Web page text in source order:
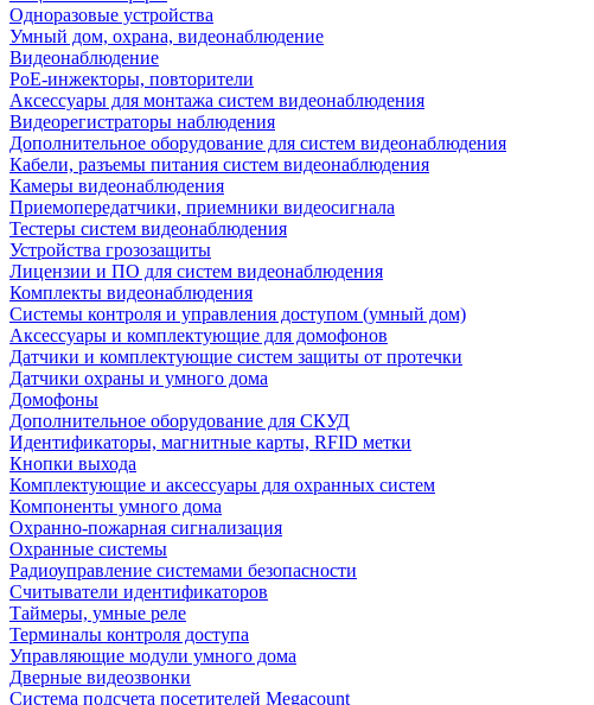
Одноразовые устройства
Умный дом, охрана, видеонаблюдение
Видеонаблюдение
PoE-инжекторы, повторители
Аксессуары для монтажа систем видеонаблюдения
Видеорегистраторы наблюдения
Дополнительное оборудование для систем видеонаблюдения
Кабели, разъемы питания систем видеонаблюдения
Камеры видеонаблюдения
Приемопередатчики, приемники видеосигнала
Тестеры систем видеонаблюдения
Устройства грозозащиты
Лицензии и ПО для систем видеонаблюдения
Комплекты видеонаблюдения
Системы контроля и управления доступом (умный дом)
Аксессуары и комплектующие для домофонов
Датчики и комплектующие систем защиты от протечки
Датчики охраны и умного дома
Домофоны
Дополнительное оборудование для СКУД
Идентификаторы, магнитные карты, RFID метки
Кнопки выхода
Комплектующие и аксессуары для охранных систем
Компоненты умного дома
Охранно-пожарная сигнализация
Охранные системы
Радиоуправление системами безопасности
Считыватели идентификаторов
Таймеры, умные реле
Терминалы контроля доступа
Управляющие модули умного дома
Дверные видеозвонки
Система подсчета посетителей Megacount